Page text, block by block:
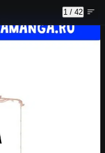
1 / 42